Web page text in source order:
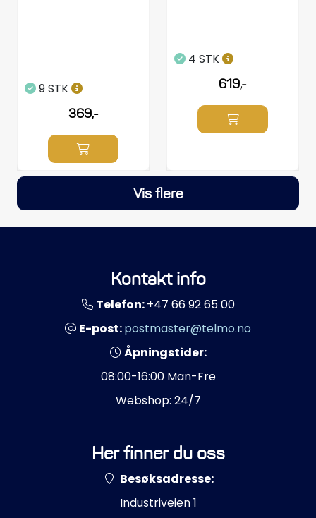
9 STK
369,-
4 STK
619,-
Vis flere
Kontakt info
Telefon:+47 66 92 65 00
E-post:postmaster@telmo.no
Åpningstider:
08:00-16:00 Man-Fre
Webshop: 24/7
Her finner du oss
Besøksadresse:
Industriveien 1